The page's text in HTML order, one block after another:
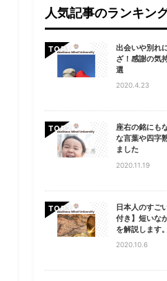
人気記事のランキン
TOP
出会いや別れ
ざ！感謝の気
選
2020.4.23
TOP
座右の銘にも
な言葉や四字
ました
2020.11.19
TOP
日本人のすご
付き】短いな
を解説します。
2020.10.6